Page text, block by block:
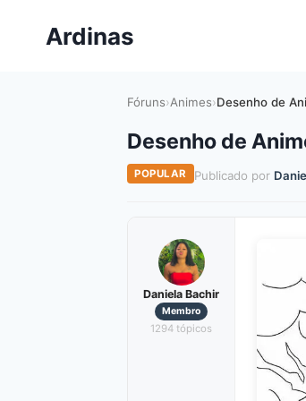
Ardinas
Fóruns›Animes›Desenho de
Desenho de
POPULAR Publicado por
Daniela Bachir
Membro
1294 tópicos